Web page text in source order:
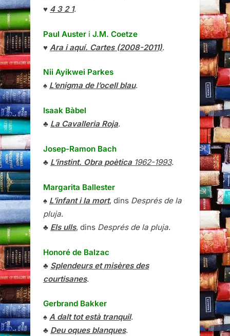
♥ 4 3 2 1.
Paul Auster i J.M. Coetze
♥ Ara i aquí. Cartes (2008-2011).
Nii Ayikwei Parkes
♠ L’enigma de l’ocell blau.
Isaak Bàbel
♣ La Cavalleria Roja.
Josep-Ramon Bach
♣ L’instint. Obra poètica1962-1993.
Margarita Ballester
♠ L’infant i la mort, dins Després de la
pluja.
♣ Els ulls, dins Després de la pluja.
Honoré de Balzac
♣ Splendeurs et misères des
courtisanes.
Gerbrand Bakker
♠ A dalt tot està tranquil.
♣ Deu oques blanques.